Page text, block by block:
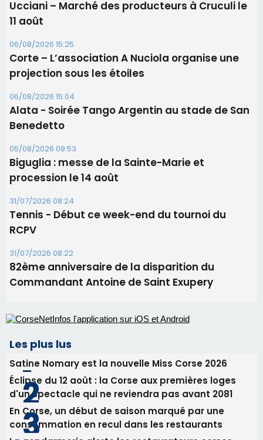
Les brèves
06/08/2026 15:57
Ucciani – Marché des producteurs à Cruculi le
11 août
06/08/2026 15:25
Corte – L’association A Nuciola organise une
projection sous les étoiles
06/08/2026 15:04
Alata - Soirée Tango Argentin au stade de San
Benedetto
05/08/2026 09:53
Biguglia : messe de la Sainte-Marie et
procession le 14 août
Tennis - Début ce week-end du tournoi du
RCPV
31/07/2026 08:22
82ème anniversaire de la disparition du
Commandant Antoine de Saint Exupery